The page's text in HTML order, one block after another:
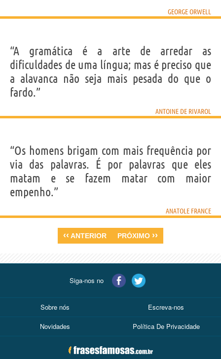
GEORGE ORWELL
“A gramática é a arte de arredar as
dificuldades de uma língua; mas é preciso que
a alavanca não seja mais pesada do que o
fardo.”
ANTOINE DE RIVAROL
“Os homens brigam com mais frequência por
via das palavras. É por palavras que eles
matam e se fazem matar com maior
empenho.”
ANATOLE FRANCE
‹‹ ANTERIOR PRÓXIMO ››
Siga-nos no
Sobre nós Escreva-nos
Novidades Política De Privacidade